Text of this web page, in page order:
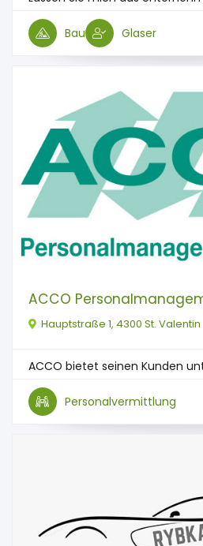
Bau Glaser
ACCO
Hauptstraße 1, 4300 St. Valentin
ACCO bietet seinen Kunden
Personalvermittlung